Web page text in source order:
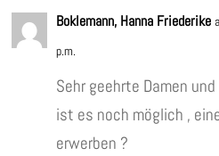
Boklemann, Hanna Friederike
p.m.
Sehr geehrte Damen und
ist es noch möglich ,
erwerben ?